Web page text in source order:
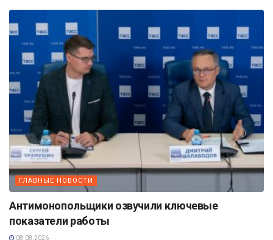
ГЛАВНЫЕ НОВОСТИ
Антимонопольщики озвучили ключевые
показатели работы
08.08.2026